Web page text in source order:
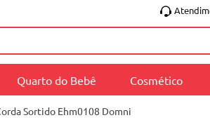
Quarto do Bebê Cosmético
Sortido Ehm0108 Domni